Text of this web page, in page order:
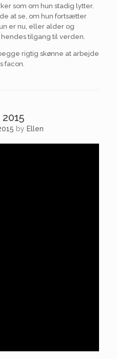
som om hun stadig lytter.
at se, om hun fortsætter
er nu, eller alder og
tilgang til verden.
rigtig skønne at arbejde
facon.
by Ellen